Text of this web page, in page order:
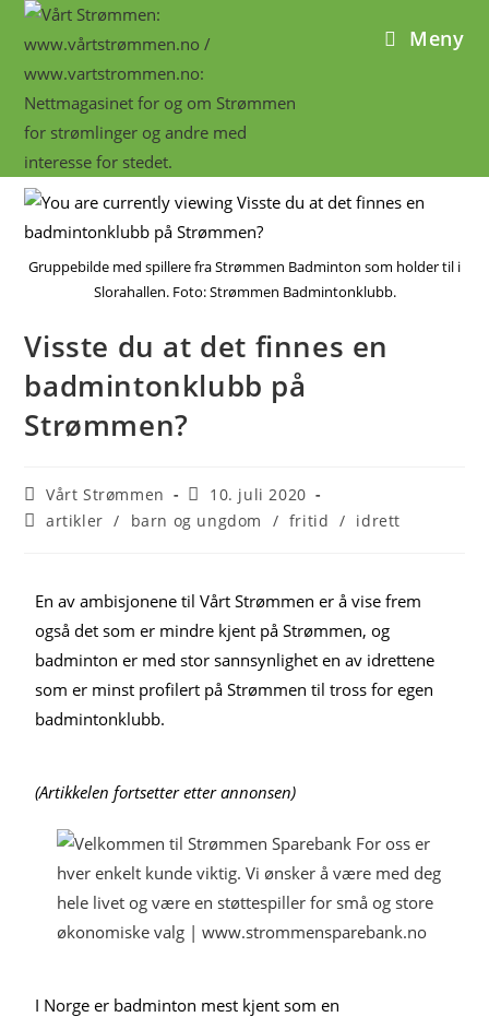
Meny
Gruppebilde med spillere fra Strømmen Badminton som holder til i
Slorahallen. Foto: Strømmen Badmintonklubb.
Visste du at det finnes en
badmintonklubb på
Strømmen?
Vårt Strømmen
10. juli 2020
artikler / barn og ungdom / fritid / idrett
En av ambisjonene til Vårt Strømmen er å vise frem
også det som er mindre kjent på Strømmen, og
badminton er med stor sannsynlighet en av idrettene
som er minst profilert på Strømmen til tross for egen
badmintonklubb.
(Artikkelen fortsetter etter annonsen)
I Norge er badminton mest kjent som en